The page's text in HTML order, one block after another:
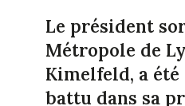
Le président
Métropole de
Kimelfeld, a
battu dans sa